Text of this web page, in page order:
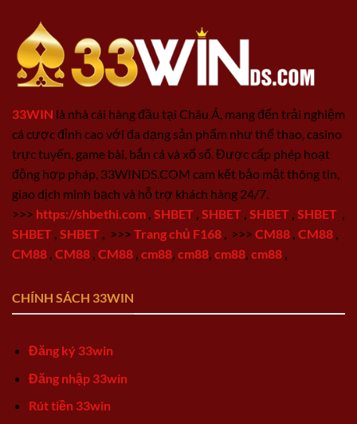
33WIN là nhà cái hàng đầu tại Châu Á, mang đến trải nghiệm
cá cược đỉnh cao với đa dạng sản phẩm như thể thao, casino
trực tuyến, game bài, bắn cá và xổ số. Được cấp phép hoạt
động hợp pháp, 33WINDS.COM cam kết bảo mật thông tin,
giao dịch minh bạch và hỗ trợ khách hàng 24/7.
>>> https://shbethi.com SHBET SHBET SHBET SHBET
SHBET SHBET >>> Trang chủ F168 >>> CM88 CM88
CM88 CM88 CM88 cm88 cm88 cm88 cm88
CHÍNH SÁCH 33WIN
Đăng ký 33win
Đăng nhập 33win
Rút tiền 33win